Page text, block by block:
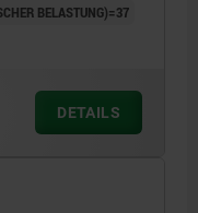
BELASTUNG)=37
DETAILS